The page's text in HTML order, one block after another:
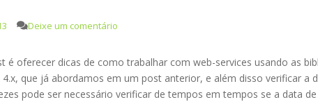
Deixe um comentário
é oferecer dicas de como trabalhar com web-services usando as
4.x, que já abordamos em um post anterior, e além disso verificar a
pode ser necessário verificar de tempos em tempos se a data